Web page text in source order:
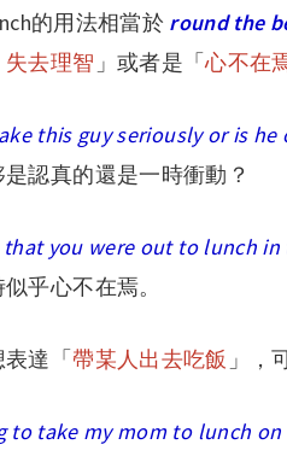
的用法相當於 round the
去理智 」或者是「心不在
this guy seriously or is
認真的還是一時衝動？
that you were out to lunch in
乎心不在焉。
達「帶某人出去吃飯 」，
to take my mom to lunch on